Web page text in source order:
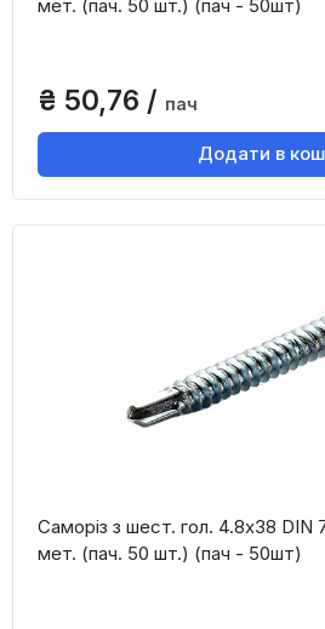
мет. (пач. 50 шт.) (пач - 50шт)
₴ 50,76 / пач
Додати в
Саморіз з шест. гол. 4.8х38 DIN
мет. (пач. 50 шт.) (пач - 50шт)